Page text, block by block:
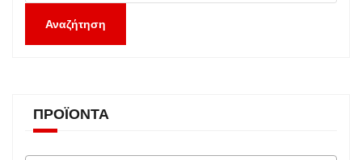
Αναζήτηση
ΠΡΟΪΌΝΤΑ